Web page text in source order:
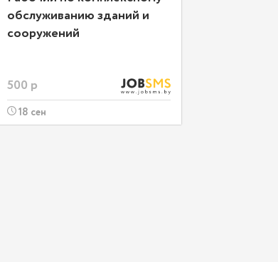
обслуживанию зданий и
сооружений
500 р
18 сен